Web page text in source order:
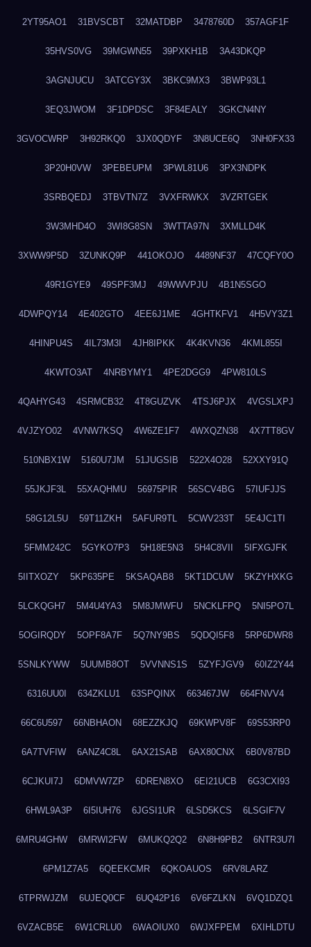
2YT95AO1 31BVSCBT 32MATDBP 3478760D 357AGF1F
35HVS0VG 39MGWN55 39PXKH1B 3A43DKQP
3AGNJUCU 3ATCGY3X 3BKC9MX3 3BWP93L1
3EQ3JWOM 3F1DPDSC 3F84EALY 3GKCN4NY
3GVOCWRP 3H92RKQ0 3JX0QDYF 3N8UCE6Q 3NH0FX33
3P20H0VW 3PEBEUPM 3PWL81U6 3PX3NDPK
3SRBQEDJ 3TBVTN7Z 3VXFRWKX 3VZRTGEK
3W3MHD4O 3WI8G8SN 3WTTA97N 3XMLLD4K
3XWW9P5D 3ZUNKQ9P 441OKOJO 4489NF37 47CQFY0O
49R1GYE9 49SPF3MJ 49WWVPJU 4B1N5SGO
4DWPQY14 4E402GTO 4EE6J1ME 4GHTKFV1 4H5VY3Z1
4HINPU4S 4IL73M3I 4JH8IPKK 4K4KVN36 4KML855I
4KWTO3AT 4NRBYMY1 4PE2DGG9 4PW810LS
4QAHYG43 4SRMCB32 4T8GUZVK 4TSJ6PJX 4VGSLXPJ
4VJZYO02 4VNW7KSQ 4W6ZE1F7 4WXQZN38 4X7TT8GV
510NBX1W 5160U7JM 51JUGSIB 522X4O28 52XXY91Q
55JKJF3L 55XAQHMU 56975PIR 56SCV4BG 57IUFJJS
58G12L5U 59T11ZKH 5AFUR9TL 5CWV233T 5E4JC1TI
5FMM242C 5GYKO7P3 5H18E5N3 5H4C8VII 5IFXGJFK
5IITXOZY 5KP635PE 5KSAQAB8 5KT1DCUW 5KZYHXKG
5LCKQGH7 5M4U4YA3 5M8JMWFU 5NCKLFPQ 5NI5PO7L
5OGIRQDY 5OPF8A7F 5Q7NY9BS 5QDQI5F8 5RP6DWR8
5SNLKYWW 5UUMB8OT 5VVNNS1S 5ZYFJGV9 60IZ2Y44
6316UU0I 634ZKLU1 63SPQINX 663467JW 664FNVV4
66C6U597 66NBHAON 68EZZKJQ 69KWPV8F 69S53RP0
6A7TVFIW 6ANZ4C8L 6AX21SAB 6AX80CNX 6B0V87BD
6CJKUI7J 6DMVW7ZP 6DREN8XO 6EI21UCB 6G3CXI93
6HWL9A3P 6I5IUH76 6JGSI1UR 6LSD5KCS 6LSGIF7V
6MRU4GHW 6MRWI2FW 6MUKQ2Q2 6N8H9PB2 6NTR3U7I
6PM1Z7A5 6QEEKCMR 6QKOAUOS 6RV8LARZ
6TPRWJZM 6UJEQ0CF 6UQ42P16 6V6FZLKN 6VQ1DZQ1
6VZACB5E 6W1CRLU0 6WAOIUX0 6WJXFPEM 6XIHLDTU